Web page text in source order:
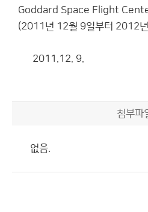
Goddard Space Flight
(2011년 12월 9일부터 2012
2011.12. 9.
첨부파
없음.